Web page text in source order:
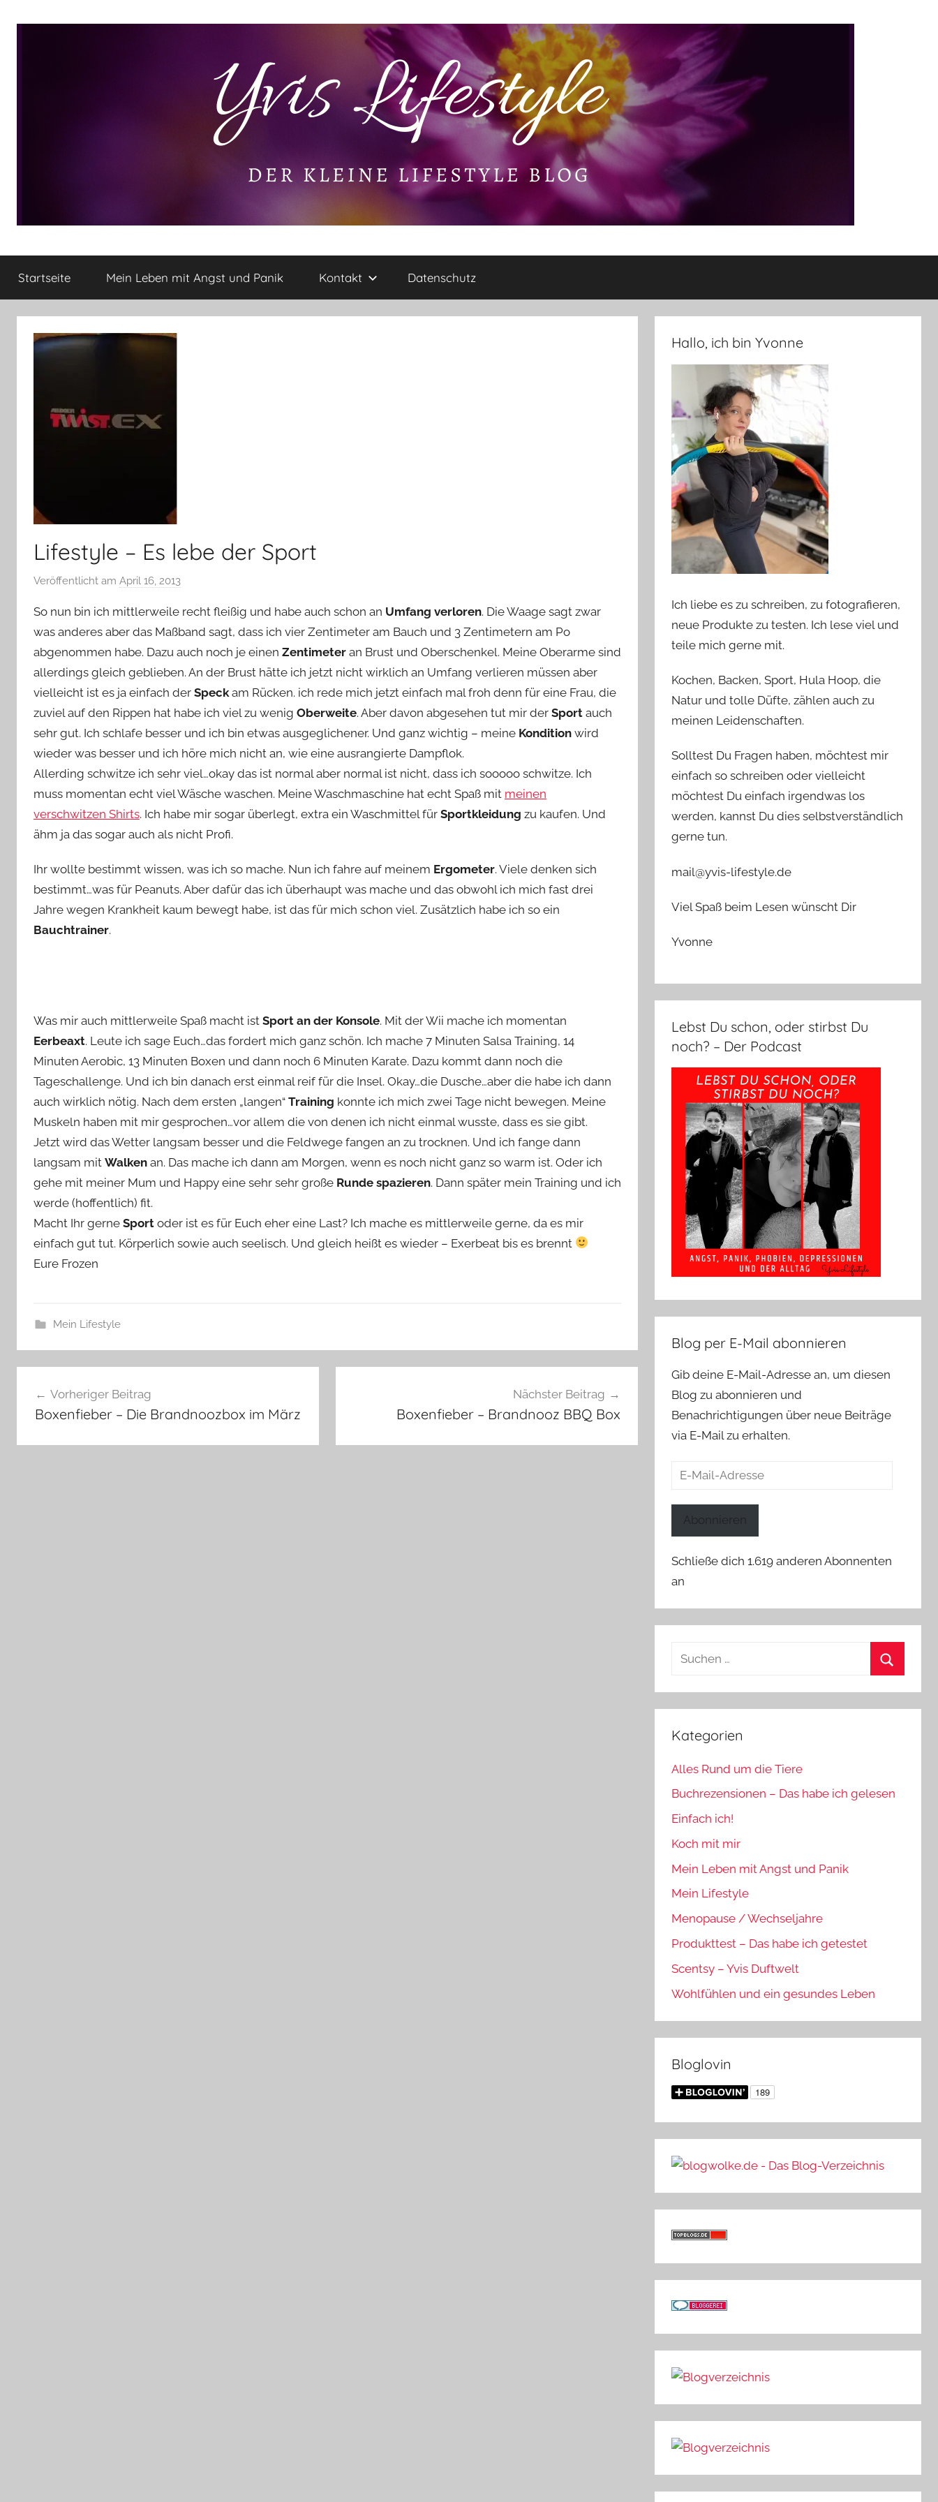
Yvis
Lifestyle
kleine
Lifestyle
Lifestyle,
Rezensionen,
Startseite Mein Leben mit Angst und Panik Kontakt Datenschutz
Lifestyle – Es lebe der Sport
Veröffentlicht am April 16, 2013
n
Y
v
o
n
n
So nun bin ich mittlerweile recht fleißig und habe auch schon an Umfang verloren. Die Waage sagt zwar
was anderes aber das Maßband sagt, dass ich vier Zentimeter am Bauch und 3 Zentimetern am Po
abgenommen habe. Dazu auch noch je einen Zentimeter an Brust und Oberschenkel. Meine Oberarme sind
allerdings gleich geblieben. An der Brust hätte ich jetzt nicht wirklich an Umfang verlieren müssen aber
vielleicht ist es ja einfach der Speckam Rücken. ich rede mich jetzt einfach mal froh denn für eine Frau, die
zuviel auf den Rippen hat habe ich viel zu wenig Oberweite. Aber davon abgesehen tut mir der Sport auch
sehr gut. Ich schlafe besser und ich bin etwas ausgeglichener. Und ganz wichtig – meine Kondition wird
wieder was besser und ich höre mich nicht an, wie eine ausrangierte Dampflok.
Allerding schwitze ich sehr viel…okay das ist normal aber normal ist nicht, dass ich sooooo schwitze. Ich
muss momentan echt viel Wäsche waschen. Meine Waschmaschine hat echt Spaß mit meinen
verschwitzen Shirts. Ich habe mir sogar überlegt, extra ein Waschmittel für Sportkleidung zu kaufen. Und
ähm ja das sogar auch als nicht Profi.
Ihr wollte bestimmt wissen, was ich so mache. Nun ich fahre auf meinem Ergometer. Viele denken sich
bestimmt…was für Peanuts. Aber dafür das ich überhaupt was mache und das obwohl ich mich fast drei
Jahre wegen Krankheit kaum bewegt habe, ist das für mich schon viel. Zusätzlich habe ich so ein
Bauchtrainer.
Was mir auch mittlerweile Spaß macht ist Sport an der Konsole. Mit der Wii mache ich momentan
Eerbeaxt. Leute ich sage Euch…das fordert mich ganz schön. Ich mache 7 Minuten Salsa Training, 14
Minuten Aerobic, 13 Minuten Boxen und dann noch 6 Minuten Karate. Dazu kommt dann noch die
Tageschallenge. Und ich bin danach erst einmal reif für die Insel. Okay…die Dusche…aber die habe ich dann
auch wirklich nötig. Nach dem ersten „langen“ Training konnte ich mich zwei Tage nicht bewegen. Meine
Muskeln haben mit mir gesprochen…vor allem die von denen ich nicht einmal wusste, dass es sie gibt.
Jetzt wird das Wetter langsam besser und die Feldwege fangen an zu trocknen. Und ich fange dann
langsam mit Walken an. Das mache ich dann am Morgen, wenn es noch nicht ganz so warm ist. Oder ich
gehe mit meiner Mum und Happy eine sehr sehr große Runde spazieren. Dann später mein Training und ich
werde (hoffentlich) fit.
Macht Ihr gerne Sport oder ist es für Euch eher eine Last? Ich mache es mittlerweile gerne, da es mir
einfach gut tut. Körperlich sowie auch seelisch. Und gleich heißt es wieder – Exerbeat bis es brennt
Eure Frozen
Mein Lifestyle
Vorheriger Beitrag
Boxenfieber – Die Brandnoozbox im März
Nächster Beitrag
Boxenfieber – Brandnooz BBQ Box
Hallo, ich bin Yvonne
Ich liebe es zu schreiben, zu fotografieren,
neue Produkte zu testen. Ich lese viel und
teile mich gerne mit.
Kochen, Backen, Sport, Hula Hoop, die
Natur und tolle Düfte, zählen auch zu
meinen Leidenschaften.
Solltest Du Fragen haben, möchtest mir
einfach so schreiben oder vielleicht
möchtest Du einfach irgendwas los
werden, kannst Du dies selbstverständlich
gerne tun.
mail@yvis-lifestyle.de
Viel Spaß beim Lesen wünscht Dir
Yvonne
Lebst Du schon, oder stirbst Du
noch? – Der Podcast
Blog per E-Mail abonnieren
Gib deine E-Mail-Adresse an, um diesen
Blog zu abonnieren und
Benachrichtigungen über neue Beiträge
via E-Mail zu erhalten.
E-
Abonnieren
Schließe dich 1.619 anderen Abonnenten
an
Suchen
Kategorien
Alles Rund um die Tiere
Buchrezensionen – Das habe ich gelesen
Einfach ich!
Koch mit mir
Mein Leben mit Angst und Panik
Mein Lifestyle
Menopause / Wechseljahre
Produkttest – Das habe ich getestet
Scentsy – Yvis Duftwelt
Wohlfühlen und ein gesundes Leben
Bloglovin